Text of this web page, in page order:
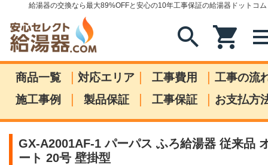
給湯器の交換なら最大89%OFFと安心の10年工事保証の給湯器ドットコム
search shopping_cart
商品一覧 | 対応エリア | 工事費用 | 工事の流
施工事例
| 製品保証 | 工事保証 | お支払方
GX-A2001AF-1 パーパス ふろ給湯器 従来品
ート 20号 壁掛型